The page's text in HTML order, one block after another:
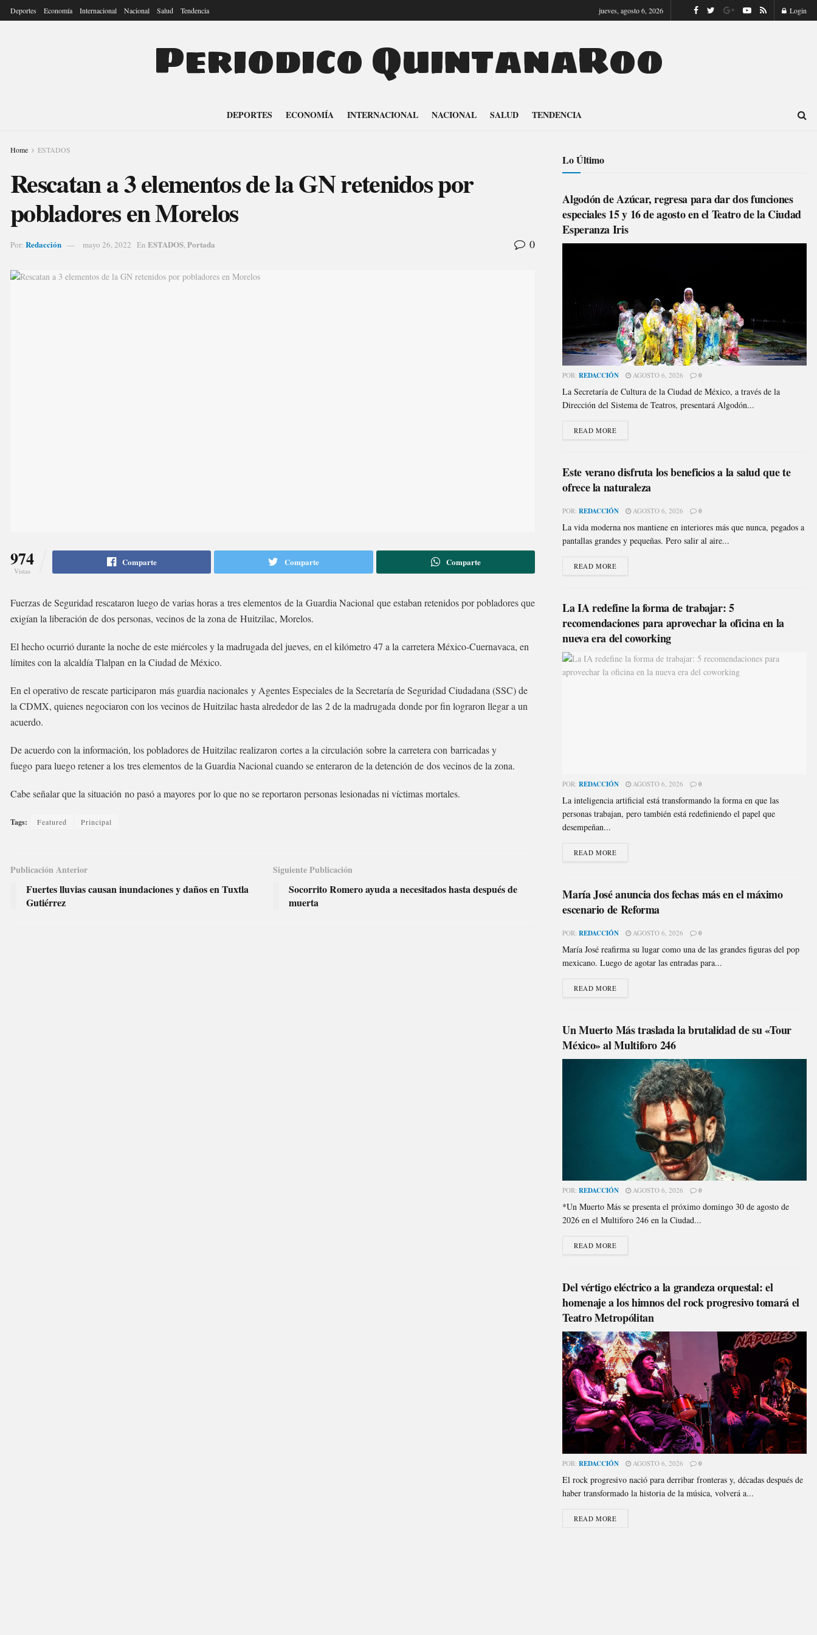
Deportes Economía Internacional Nacional Salud Tendencia jueves, agosto 6, 2026 Login
Periodico QuintanaRoo
DEPORTES ECONOMÍA INTERNACIONAL NACIONAL SALUD TENDENCIA
Home ESTADOS
Rescatan a 3 elementos de la GN retenidos por
pobladores en Morelos
Por: Redacción mayo 26, 2022 En ESTADOS,Portada 0
974
Vistas
Comparte Comparte Comparte
Fuerzas de Seguridad rescataron luego de varias horas a tres elementos de la Guardia Nacional que estaban retenidos por pobladores que
exigían la liberación de dos personas, vecinos de la zona de Huitzilac, Morelos.
El hecho ocurrió durante la noche de este miércoles y la madrugada del jueves, en el kilómetro 47 a la carretera México-Cuernavaca, en
límites con la alcaldía Tlalpan en la Ciudad de México.
En el operativo de rescate participaron más guardia nacionales y Agentes Especiales de la Secretaría de Seguridad Ciudadana (SSC) de
la CDMX, quienes negociaron con los vecinos de Huitzilac hasta alrededor de las 2 de la madrugada donde por fin lograron llegar a un
acuerdo.
De acuerdo con la información, los pobladores de Huitzilac realizaron cortes a la circulación sobre la carretera con barricadas y
fuego para luego retener a los tres elementos de la Guardia Nacional cuando se enteraron de la detención de dos vecinos de la zona.
Cabe señalar que la situación no pasó a mayores por lo que no se reportaron personas lesionadas ni víctimas mortales.
Tags: Featured Principal
Publicación Anterior
Fuertes lluvias causan inundaciones y daños en Tuxtla
Gutiérrez
Siguiente Publicación
Socorrito Romero ayuda a necesitados hasta después de
muerta
Lo Último
Algodón de Azúcar, regresa para dar dos funciones
especiales 15 y 16 de agosto en el Teatro de la Ciudad
Esperanza Iris
POR: REDACCIÓN AGOSTO 6, 2026 0
La Secretaría de Cultura de la Ciudad de México, a través de la
Dirección del Sistema de Teatros, presentará Algodón...
READ MORE
Este verano disfruta los beneficios a la salud que te
ofrece la naturaleza
POR: REDACCIÓN AGOSTO 6, 2026 0
La vida moderna nos mantiene en interiores más que nunca, pegados a
pantallas grandes y pequeñas. Pero salir al aire...
READ MORE
La IA redefine la forma de trabajar: 5
recomendaciones para aprovechar la oficina en la
nueva era del coworking
POR: REDACCIÓN AGOSTO 6, 2026 0
La inteligencia artificial está transformando la forma en que las
personas trabajan, pero también está redefiniendo el papel que
desempeñan...
READ MORE
María José anuncia dos fechas más en el máximo
escenario de Reforma
POR: REDACCIÓN AGOSTO 6, 2026 0
María José reafirma su lugar como una de las grandes figuras del pop
mexicano. Luego de agotar las entradas para...
READ MORE
Un Muerto Más traslada la brutalidad de su «Tour
México» al Multiforo 246
POR: REDACCIÓN AGOSTO 6, 2026 0
*Un Muerto Más se presenta el próximo domingo 30 de agosto de
2026 en el Multiforo 246 en la Ciudad...
READ MORE
Del vértigo eléctrico a la grandeza orquestal: el
homenaje a los himnos del rock progresivo tomará el
Teatro Metropólitan
POR: REDACCIÓN AGOSTO 6, 2026 0
El rock progresivo nació para derribar fronteras y, décadas después de
haber transformado la historia de la música, volverá a...
READ MORE